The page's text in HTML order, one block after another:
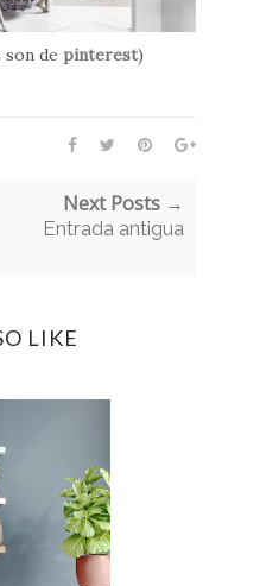
son de pinterest)
Next Posts →
Entrada antigua
LIKE